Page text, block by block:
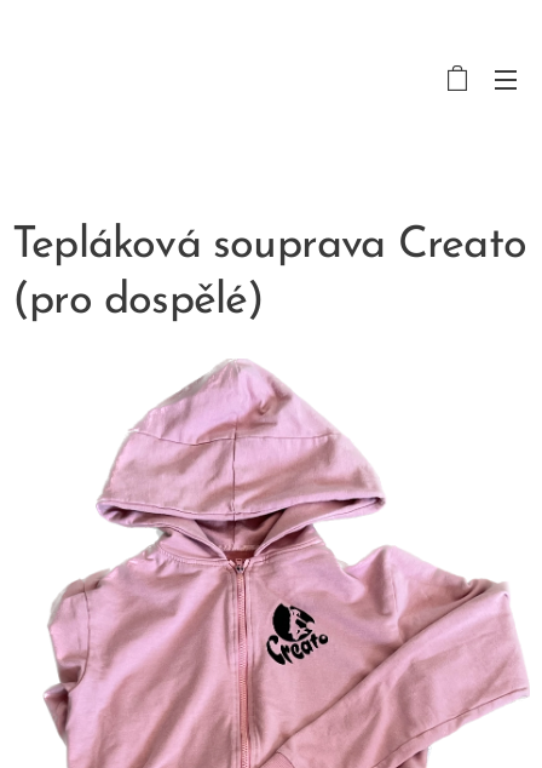
Tepláková souprava Creato
(pro dospělé)